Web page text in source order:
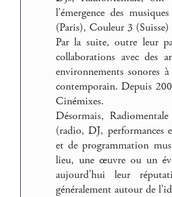
l’émergence des
(Paris), Couleur 3
Par la suite, outre leur
collaborations avec des
environnements sonores
contemporain. Depuis
Cinémixes.
Désormais,
(radio, DJ, performances
et de programmation
lieu, une œuvre ou un
aujourd’hui leur
généralement autour de